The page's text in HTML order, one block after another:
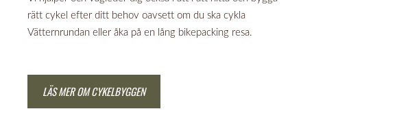
rätt cykel efter ditt behov oavsett om du ska cykla
Vätternrundan eller åka på en lång bikepacking resa.
LÄS MER OM CYKELBYGGEN